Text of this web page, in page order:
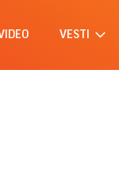
VESTI